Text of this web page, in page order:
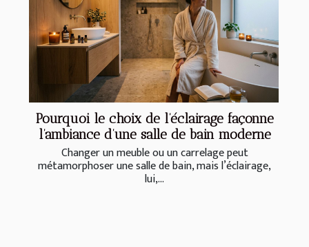
Pourquoi le choix de l’éclairage façonne
l’ambiance d’une salle de bain moderne
Changer un meuble ou un carrelage peut
métamorphoser une salle de bain, mais l’éclairage,
lui,...